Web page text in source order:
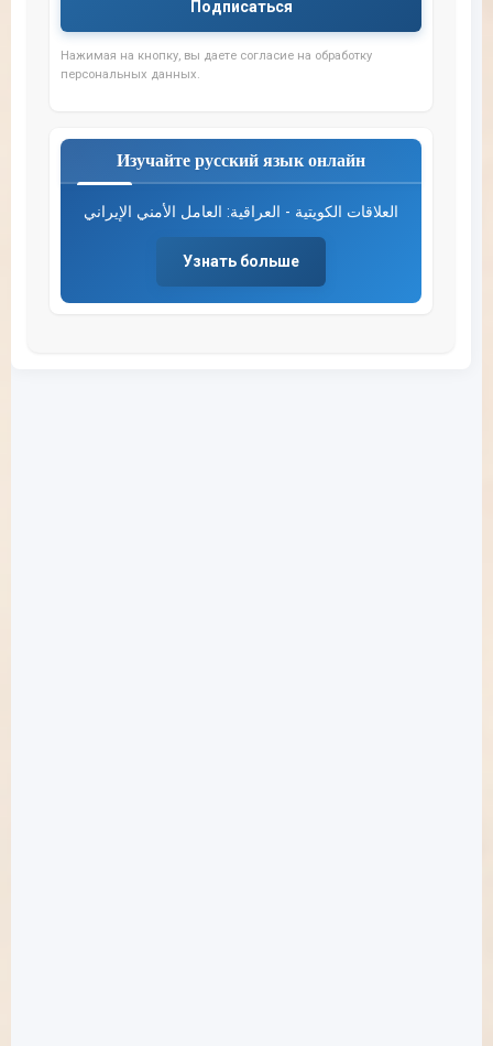
Подписаться
Нажимая на кнопку, вы даете согласие на обработку
персональных данных.
Изучайте русский язык онлайн
العلاقات الكويتية - العراقية: العامل الأمني الإيراني
Узнать больше